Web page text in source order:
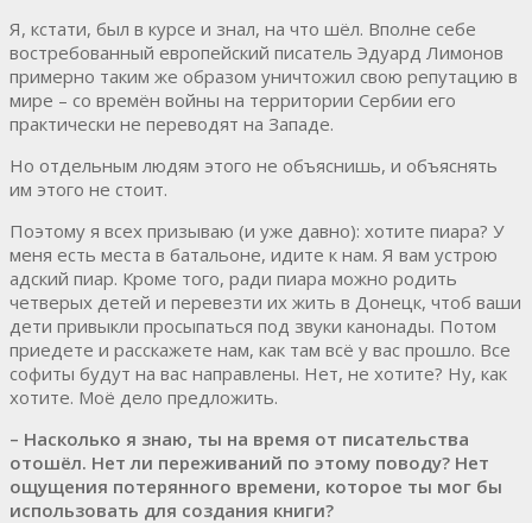
Я, кстати, был в курсе и знал, на что шёл. Вполне себе
востребованный европейский писатель Эдуард Лимонов
примерно таким же образом уничтожил свою репутацию в
мире – со времён войны на территории Сербии его
практически не переводят на Западе.
Но отдельным людям этого не объяснишь, и объяснять
им этого не стоит.
Поэтому я всех призываю (и уже давно): хотите пиара? У
меня есть места в батальоне, идите к нам. Я вам устрою
адский пиар. Кроме того, ради пиара можно родить
четверых детей и перевезти их жить в Донецк, чтоб ваши
дети привыкли просыпаться под звуки канонады. Потом
приедете и расскажете нам, как там всё у вас прошло. Все
софиты будут на вас направлены. Нет, не хотите? Ну, как
хотите. Моё дело предложить.
– Насколько я знаю, ты на время от писательства
отошёл. Нет ли переживаний по этому поводу? Нет
ощущения потерянного времени, которое ты мог бы
использовать для создания книги?